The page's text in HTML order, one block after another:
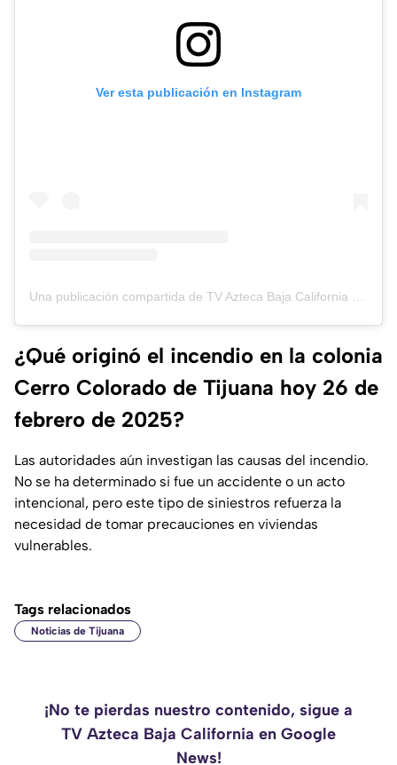
Ver esta publicación en Instagram
Una publicación compartida de TV Azteca Baja California (@tvaztecabajacalifornia)
¿Qué originó el incendio en la colonia
Cerro Colorado de Tijuana hoy 26 de
febrero de 2025?
Las autoridades aún investigan las causas del incendio.
No se ha determinado si fue un accidente o un acto
intencional, pero este tipo de siniestros refuerza la
necesidad de tomar precauciones en viviendas
vulnerables.
Tags relacionados
Noticias de Tijuana
¡No te pierdas nuestro contenido, sigue a
TV Azteca Baja California en Google
News!